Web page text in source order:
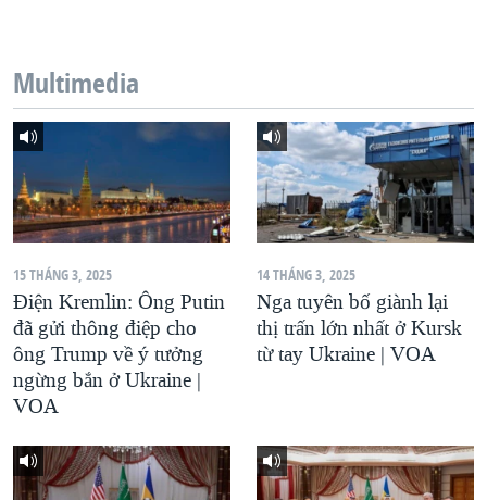
Multimedia
15 THÁNG 3, 2025
Điện Kremlin: Ông Putin
đã gửi thông điệp cho
ông Trump về ý tưởng
ngừng bắn ở Ukraine |
VOA
14 THÁNG 3, 2025
Nga tuyên bố giành lại
thị trấn lớn nhất ở Kursk
từ tay Ukraine | VOA